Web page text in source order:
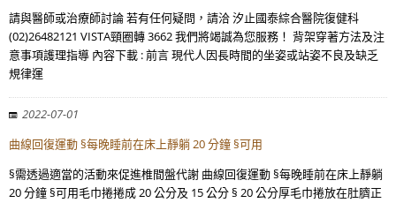
請與醫師或治療師討論 若有任何疑問，請洽 汐止國泰綜合醫院復健科
(02)26482121 VISTA頸圈轉 3662 我們將竭誠為您服務！ 背架穿著方法及注
意事項護理指導 內容下載 : 前言 現代人因長時間的坐姿或站姿不良及缺乏
規律運
2022-07-01
曲線回復運動 §每晚睡前在床上靜躺 20 分鐘 §可用
§需透過適當的活動來促進椎間盤代謝 曲線回復運動 §每晚睡前在床上靜躺
20 分鐘 §可用毛巾捲捲成 20 公分及 15 公分 § 20 公分厚毛巾捲放在肚臍正